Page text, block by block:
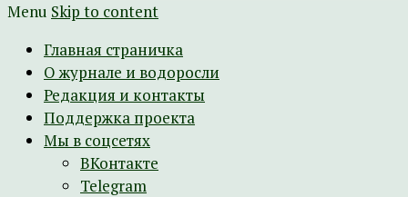
Menu Skip to content
Главная страничка
О журнале и водоросли
Редакция и контакты
Поддержка проекта
Мы в соцсетях
ВКонтакте
Telegram